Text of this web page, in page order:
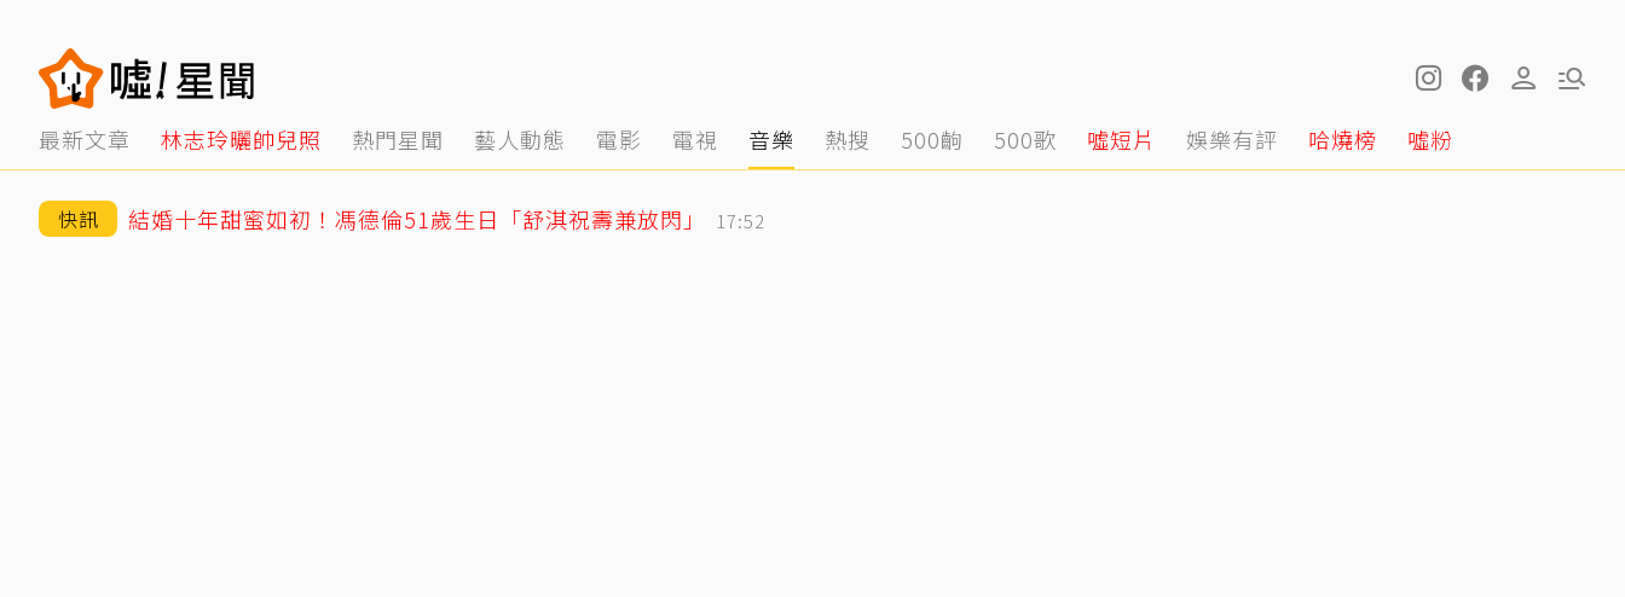
最新文章 林志玲曬帥兒照 熱門星聞 藝人動態 電影 電視 音樂 熱搜 500齣 500歌 噓短片 娛樂有評 哈燒榜 噓粉
快訊 結婚十年甜蜜如初！馮德倫51歲生日「舒淇祝壽兼放閃」 17:52